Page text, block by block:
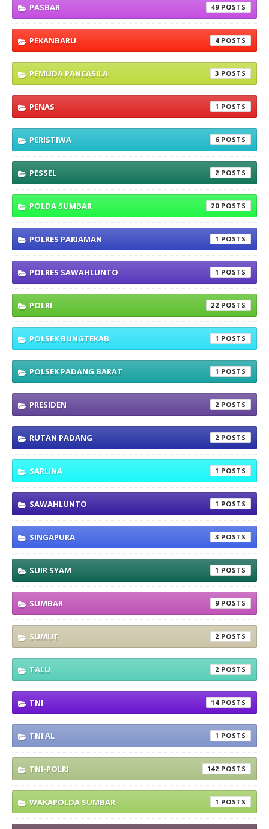
PASBAR 49
PEKANBARU 4
PEMUDA PANCASILA 3
PENAS 1
PERISTIWA 6
PESSEL 2
POLDA SUMBAR 20
POLRES PARIAMAN 1
POLRES SAWAHLUNTO 1
POLRI 22
POLSEK BUNGTEKAB 1
POLSEK PADANG BARAT 1
PRESIDEN 2
RUTAN PADANG 2
SARLINA 1
SAWAHLUNTO 1
SINGAPURA 3
SUIR SYAM 1
SUMBAR 9
SUMUT 2
TALU 2
TNI 14
TNI AL 1
TNI-POLRI 142
WAKAPOLDA SUMBAR 1